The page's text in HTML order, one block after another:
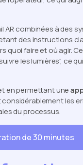
AR combinées à des
des instructions
quoi faire et où agir.
les lumières", ce
en permettant une
les
du processus.
de 30 minutes